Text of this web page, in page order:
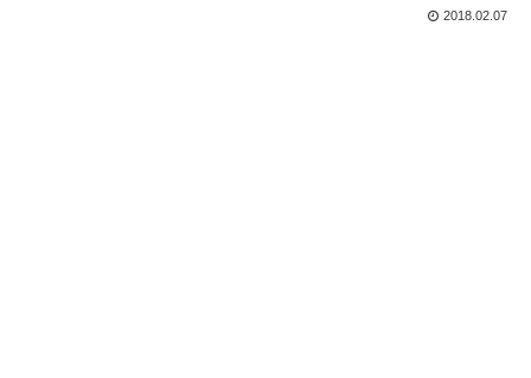
2018.02.07